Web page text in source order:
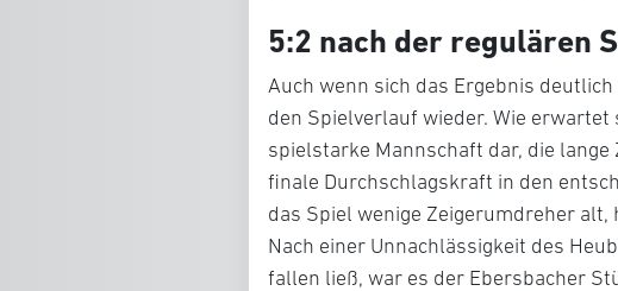
5:2 nach der regulären
Auch wenn sich das Ergebnis
den Spielverlauf wieder. Wie
spielstarke Mannschaft dar, die
finale Durchschlagskraft in den
das Spiel wenige Zeigerumdreher alt,
Nach einer Unnachlässigkeit des
fallen ließ, war es der Ebersbacher